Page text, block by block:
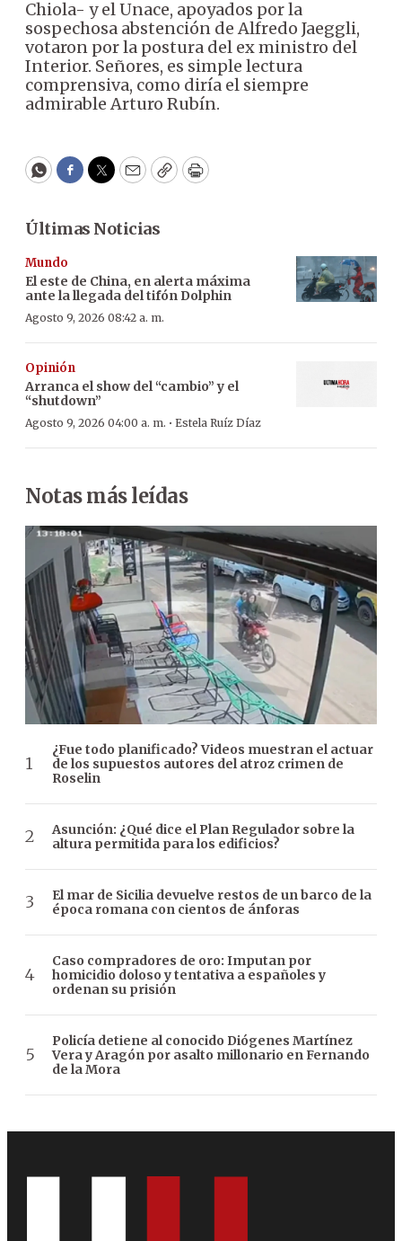
Chiola- y el Unace, apoyados por la
sospechosa abstención de Alfredo Jaeggli,
votaron por la postura del ex ministro del
Interior. Señores, es simple lectura
comprensiva, como diría el siempre
admirable Arturo Rubín.
WhatsApp
Facebook
Twitter
EmailCopyPrint
Últimas Noticias
Mundo
El este de China, en alerta máxima
ante la llegada del tifón Dolphin
Agosto 9, 2026 08:42 a. m.
Opinión
Arranca el show del “cambio” y el
“shutdown”
Agosto 9, 2026 04:00 a. m. · Estela Ruíz Díaz
Notas más leídas
¿Fue todo planificado? Videos muestran el actuar
de los supuestos autores del atroz crimen de
Roselin
Asunción: ¿Qué dice el Plan Regulador sobre la
altura permitida para los edificios?
El mar de Sicilia devuelve restos de un barco de la
época romana con cientos de ánforas
Caso compradores de oro: Imputan por
homicidio doloso y tentativa a españoles y
ordenan su prisión
Policía detiene al conocido Diógenes Martínez
Vera y Aragón por asalto millonario en Fernando
de la Mora